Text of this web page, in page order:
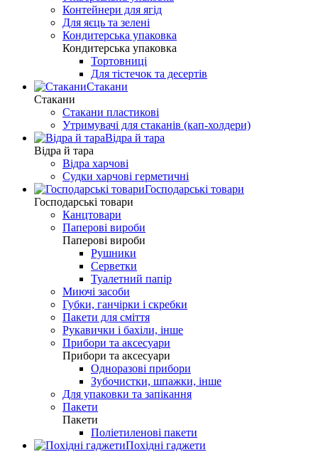
Контейнери для ягід
Для яєць та зелені
Кондитерська упаковка
Кондитерська упаковка
Тортовниці
Для тістечок та десертів
Стакани
Стакани
Стакани пластикові
Утримувачі для стаканів (кап-холдери)
Відра й тара
Відра й тара
Відра харчові
Судки харчові герметичні
Господарські товари
Господарські товари
Канцтовари
Паперові вироби
Паперові вироби
Рушники
Серветки
Туалетний папір
Миючі засоби
Губки, ганчірки і скребки
Пакети для сміття
Рукавички і бахіли, інше
Прибори та аксесуари
Прибори та аксесуари
Одноразові прибори
Зубочистки, шпажки, інше
Для упаковки та запікання
Пакети
Пакети
Поліетиленові пакети
Похідні гаджети